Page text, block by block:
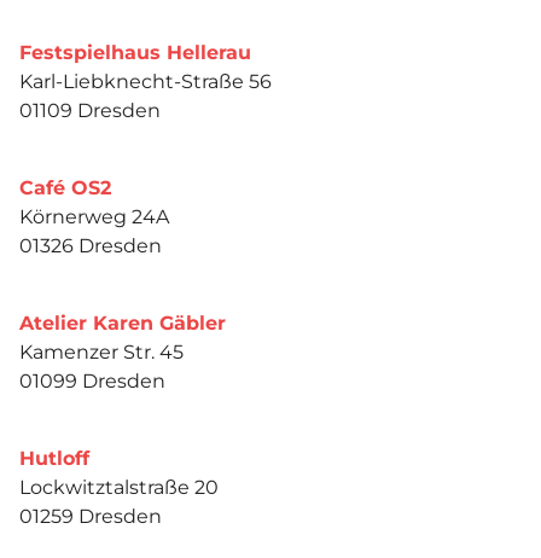
Festspielhaus Hellerau
Karl-Liebknecht-Straße 56
01109 Dresden
Café OS2
Körnerweg 24A
01326 Dresden
Atelier Karen Gäbler
Kamenzer Str. 45
01099 Dresden
Hutloff
Lockwitztalstraße 20
01259 Dresden